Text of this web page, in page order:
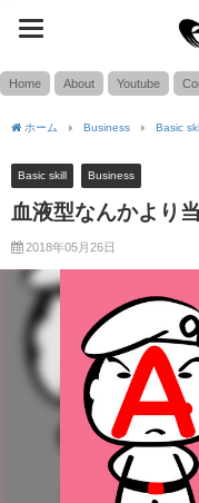
toggle
Home About Youtube
ホーム Business Basic
Basic skill Business
血液型なんかより
2018年05月26日